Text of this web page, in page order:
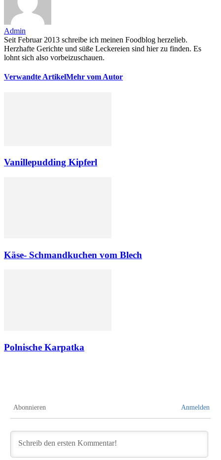
Admin
Seit Februar 2013 schreibe ich meinen Foodblog herzelieb.
Herzhafte Gerichte und süße Leckereien sind hier zu finden. Es
lohnt sich also vorbeizuschauen.
Verwandte ArtikelMehr vom Autor
Vanillepudding Kipferl
Käse- Schmandkuchen vom Blech
Polnische Karpatka
Abonnieren Anmelden